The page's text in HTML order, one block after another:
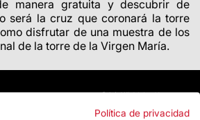
manera gratuita y descubrir de
será la cruz que coronará la torre
disfrutar de una muestra de los
de la torre de la Virgen María.
Política de privacidad